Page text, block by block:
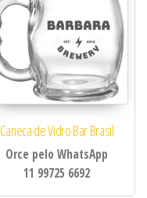
Caneca de Vidro Bar Brasil
Orce pelo WhatsApp
11 99725 6692